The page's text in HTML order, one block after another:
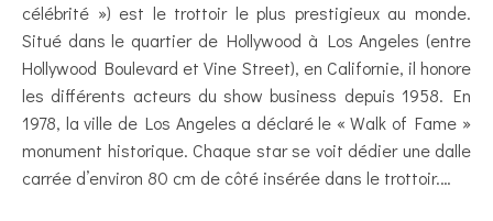
célébrité ») est le trottoir le plus prestigieux au monde.
Situé dans le quartier de Hollywood à Los Angeles (entre
Hollywood Boulevard et Vine Street), en Californie, il honore
les différents acteurs du show business depuis 1958. En
1978, la ville de Los Angeles a déclaré le « Walk of Fame »
monument historique. Chaque star se voit dédier une dalle
carrée d’environ 80 cm de côté insérée dans le trottoir.…